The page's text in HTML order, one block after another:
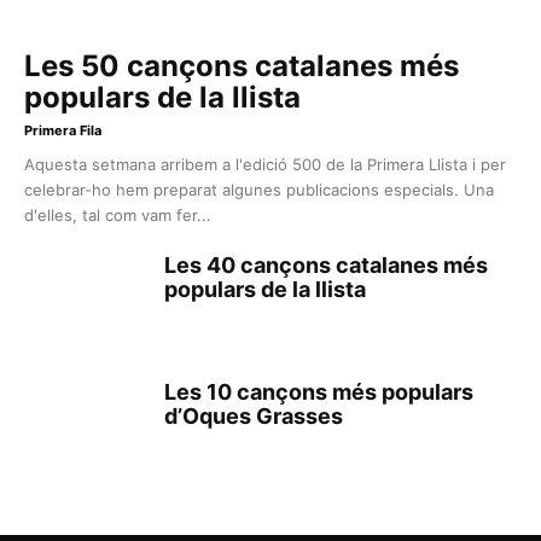
Les 50 cançons catalanes més
populars de la llista
Primera Fila
Aquesta setmana arribem a l'edició 500 de la Primera Llista i per
celebrar-ho hem preparat algunes publicacions especials. Una
d'elles, tal com vam fer...
Les 40 cançons catalanes més
populars de la llista
Les 10 cançons més populars
d’Oques Grasses